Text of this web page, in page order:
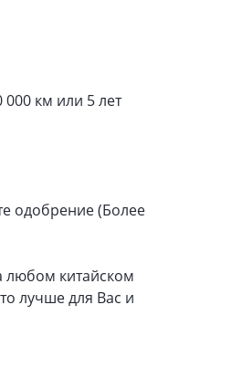
км или 5 лет
одобрение (Более
любом китайском
лучше для Вас и